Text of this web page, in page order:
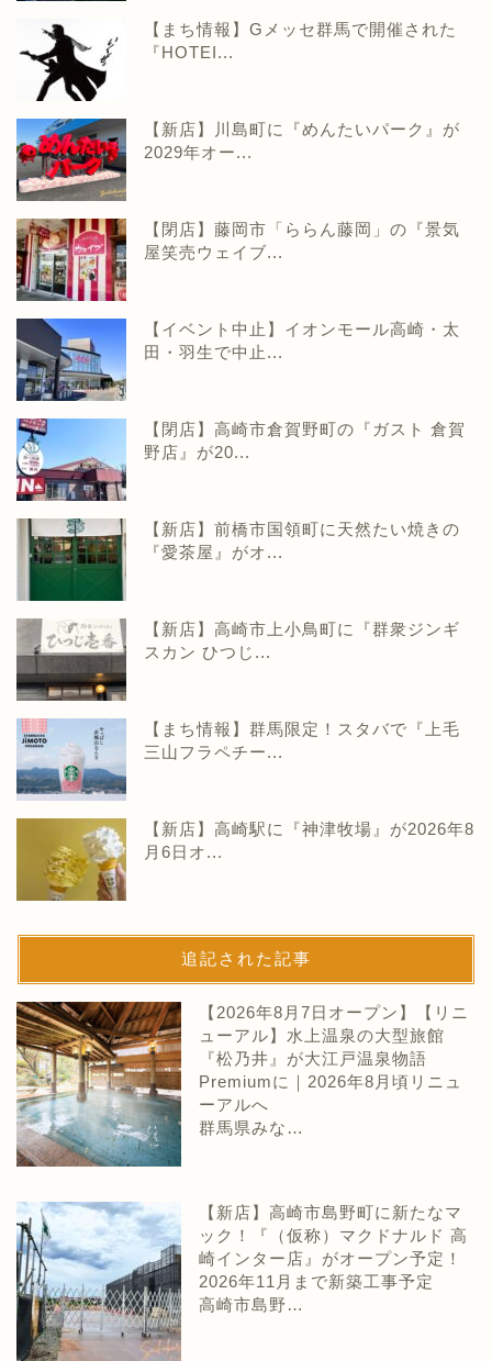
【まち情報】Gメッセ群馬で開催された
『HOTEI...
【新店】川島町に『めんたいパーク』が
2029年オー...
【閉店】藤岡市「ららん藤岡」の『景気
屋笑売ウェイブ...
【イベント中止】イオンモール高崎・太
田・羽生で中止...
【閉店】高崎市倉賀野町の『ガスト 倉賀
野店』が20...
【新店】前橋市国領町に天然たい焼きの
『愛茶屋』がオ...
【新店】高崎市上小鳥町に『群衆ジンギ
スカン ひつじ...
【まち情報】群馬限定！スタバで『上毛
三山フラペチー...
【新店】高崎駅に『神津牧場』が2026年8
月6日オ...
追記された記事
【2026年8月7日オープン】【リニ
ューアル】水上温泉の大型旅館
『松乃井』が大江戸温泉物語
Premiumに｜2026年8月頃リニュ
ーアルへ
群馬県みな…
【新店】高崎市島野町に新たなマ
ック！『（仮称）マクドナルド 高
崎インター店』がオープン予定！
2026年11月まで新築工事予定
高崎市島野…